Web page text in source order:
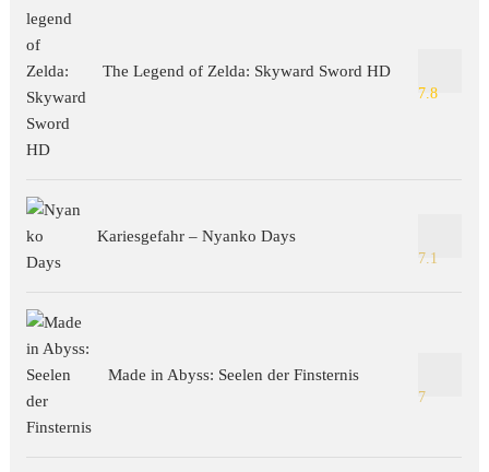
The Legend of Zelda: Skyward Sword HD
7.8
Kariesgefahr – Nyanko Days
7.1
Made in Abyss: Seelen der Finsternis
7